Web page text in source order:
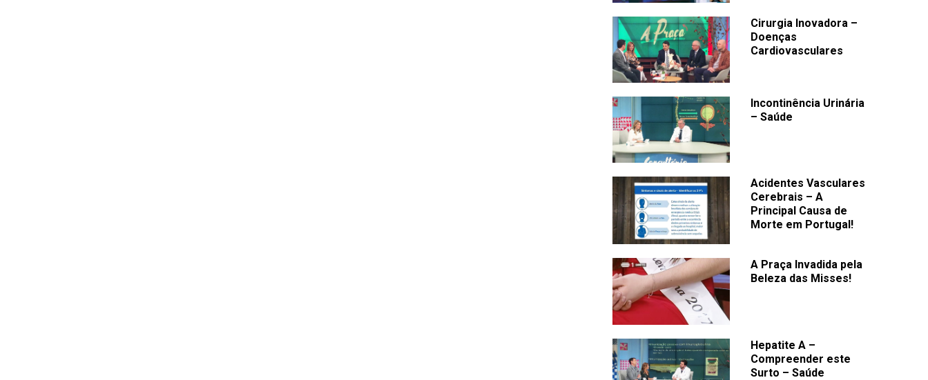
Cirurgia Inovadora –
Doenças
Cardiovasculares
Incontinência Urinária
– Saúde
Acidentes Vasculares
Cerebrais – A
Principal Causa de
Morte em Portugal!
A Praça Invadida pela
Beleza das Misses!
Hepatite A –
Compreender este
Surto – Saúde